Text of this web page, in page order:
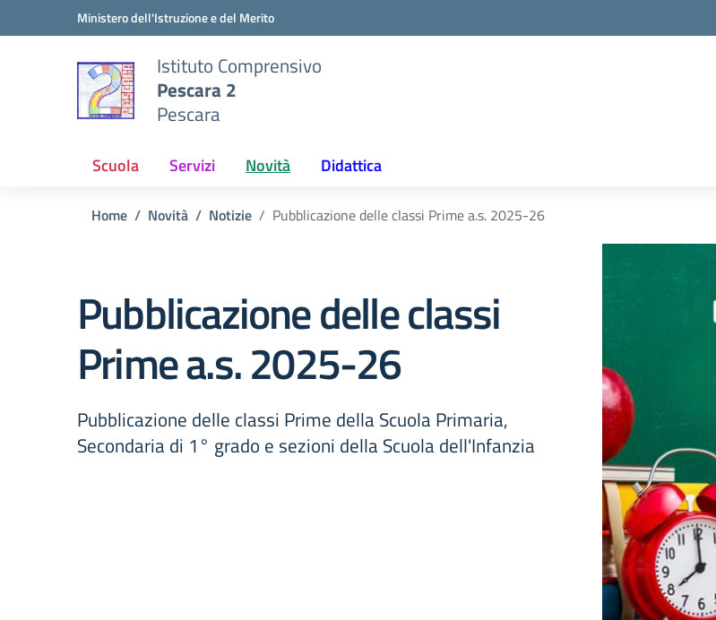
Vai ai contenuti
Vai al menu di navigazioneMinistero dell'Istruzione e del Merito
Istituto Comprensivo
Pescara 2
Pescara
Scuola Servizi Novità Didattica
Home Novità Notizie Pubblicazione delle classi Prime a.s. 2025-26
Pubblicazione delle classi
Prime a.s. 2025-26
Pubblicazione delle classi Prime della Scuola Primaria,
Secondaria di 1° grado e sezioni della Scuola dell'Infanzia